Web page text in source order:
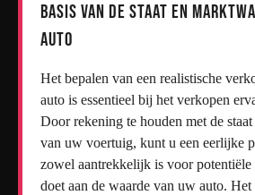
basis van de staat en
auto
Het bepalen van een realistische
auto is essentieel bij het verkopen
Door rekening te houden met de
van uw voertuig, kunt u een eerlijke
zowel aantrekkelijk is voor potentiële
doet aan de waarde van uw auto.